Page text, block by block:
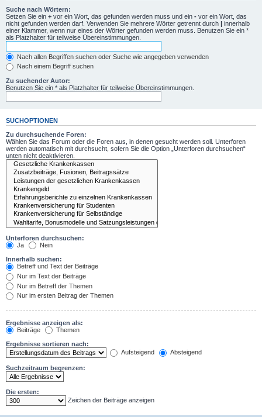
Suche nach Wörtern:
Setzen Sie ein + vor ein Wort, das gefunden werden muss und ein - vor ein Wort, das
nicht gefunden werden darf. Verwenden Sie mehrere Wörter getrennt durch | innerhalb
einer Klammer, wenn nur eines der Wörter gefunden werden muss. Benutzen Sie ein *
als Platzhalter für teilweise Übereinstimmungen.
Nach allen Begriffen suchen oder Suche wie angegeben verwenden
Nach einem Begriff suchen
Zu suchender Autor:
Benutzen Sie ein * als Platzhalter für teilweise Übereinstimmungen.
SUCHOPTIONEN
Zu durchsuchende Foren:
Wählen Sie das Forum oder die Foren aus, in denen gesucht werden soll. Unterforen
werden automatisch mit durchsucht, sofern Sie die Option „Unterforen durchsuchen“
unten nicht deaktivieren.
Unterforen durchsuchen:
Ja
Nein
Innerhalb suchen:
Betreff und Text der Beiträge
Nur im Text der Beiträge
Nur im Betreff der Themen
Nur im ersten Beitrag der Themen
Ergebnisse anzeigen als:
Beiträge
Themen
Ergebnisse sortieren nach:
Aufsteigend
Absteigend
Suchzeitraum begrenzen:
Die ersten:
Zeichen der Beiträge anzeigen